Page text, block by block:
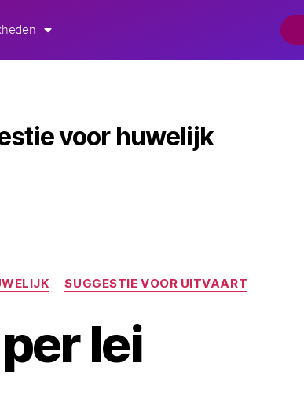
voor huwelijk
SUGGESTIE VOOR UITVAART
lei